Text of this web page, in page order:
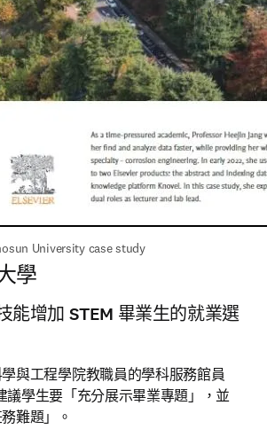
University case study
學
能增加 STEM 畢業生的就業選
與工程學院教職員的學科服務館員
議學生要「充分展示畢業專題」，並
難題」。